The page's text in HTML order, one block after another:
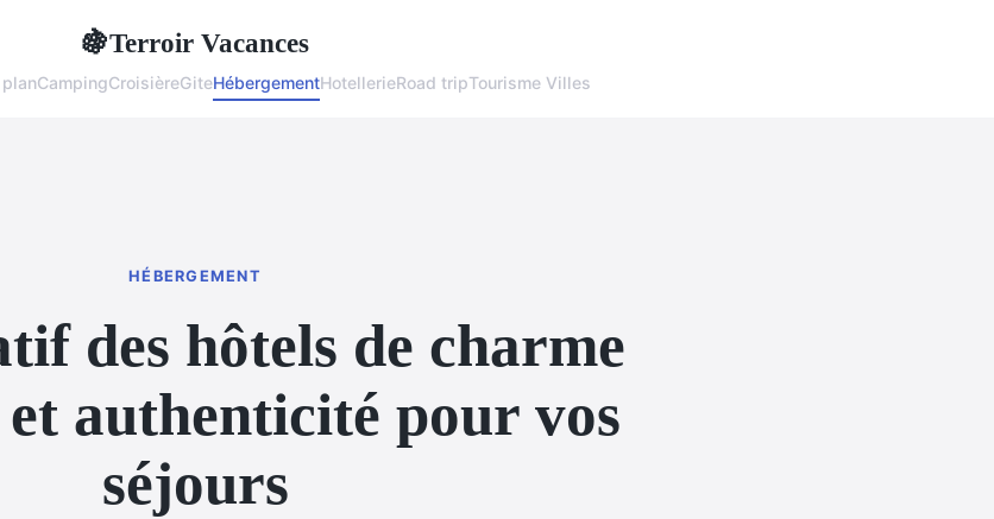
🍇Terroir Vacances
CampingCroisièreGiteHébergementHotellerieRoad tripTourisme Villes
HÉBERGEMENT
des hôtels de charme
authenticité pour vos
séjours